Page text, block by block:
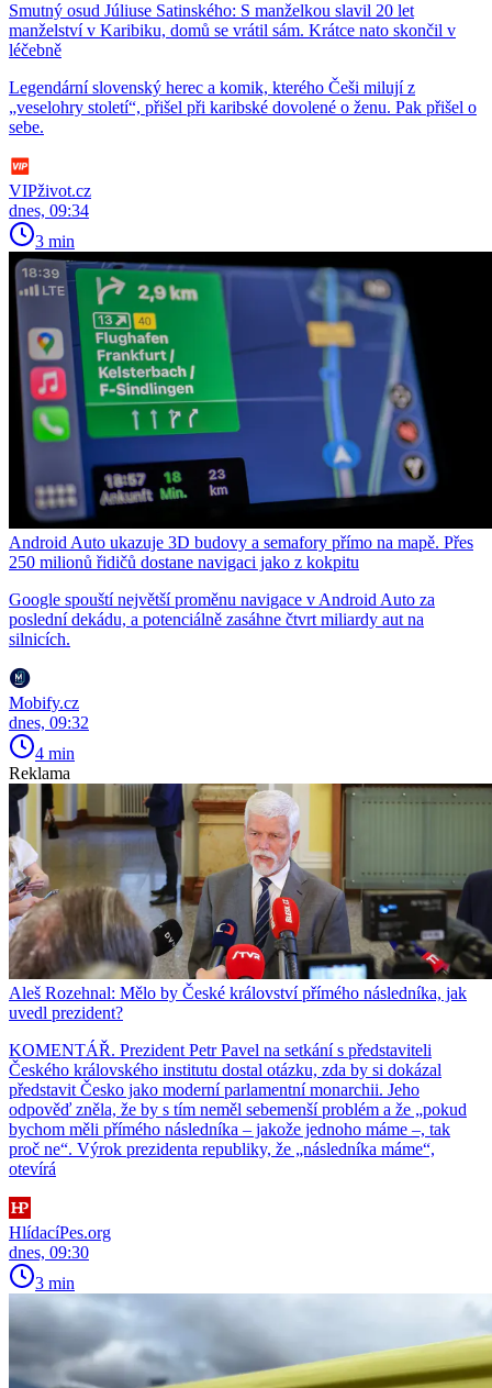
Smutný osud Júliuse Satinského: S manželkou slavil 20 let
manželství v Karibiku, domů se vrátil sám. Krátce nato skončil v
léčebně
Legendární slovenský herec a komik, kterého Češi milují z
„veselohry století“, přišel při karibské dovolené o ženu. Pak přišel o
sebe.
VIPživot.cz
dnes, 09:34
3 min
Android Auto ukazuje 3D budovy a semafory přímo na mapě. Přes
250 milionů řidičů dostane navigaci jako z kokpitu
Google spouští největší proměnu navigace v Android Auto za
poslední dekádu, a potenciálně zasáhne čtvrt miliardy aut na
silnicích.
Mobify.cz
dnes, 09:32
4 min
Reklama
Aleš Rozehnal: Mělo by České království přímého následníka, jak
uvedl prezident?
KOMENTÁŘ. Prezident Petr Pavel na setkání s představiteli
Českého královského institutu dostal otázku, zda by si dokázal
představit Česko jako moderní parlamentní monarchii. Jeho
odpověď zněla, že by s tím neměl sebemenší problém a že „pokud
bychom měli přímého následníka – jakože jednoho máme –, tak
proč ne“. Výrok prezidenta republiky, že „následníka máme“,
otevírá
HlídacíPes.org
dnes, 09:30
3 min